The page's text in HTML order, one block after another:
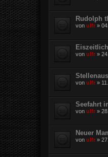
Rudolph
von ulfr »
von ulfr »
von ulfr »
Seefahrt
von ulfr »
Neuer
von ulfr »